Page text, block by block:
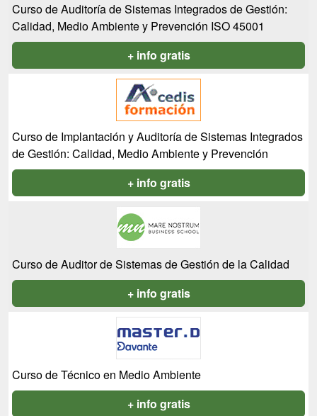
Curso de Auditoría de Sistemas Integrados de Gestión:
Calidad, Medio Ambiente y Prevención ISO 45001
+ info gratis
Curso de Implantación y Auditoría de Sistemas Integrados
de Gestión: Calidad, Medio Ambiente y Prevención
+ info gratis
Curso de Auditor de Sistemas de Gestión de la Calidad
+ info gratis
Curso de Técnico en Medio Ambiente
+ info gratis